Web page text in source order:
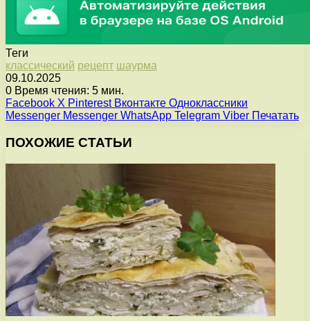
Теги
классический рецепт шаурма
09.10.2025
0 Время чтения: 5 мин.
Facebook X Pinterest Вконтакте Одноклассники
Messenger Messenger WhatsApp Telegram Viber Печатать
ПОХОЖИЕ СТАТЬИ